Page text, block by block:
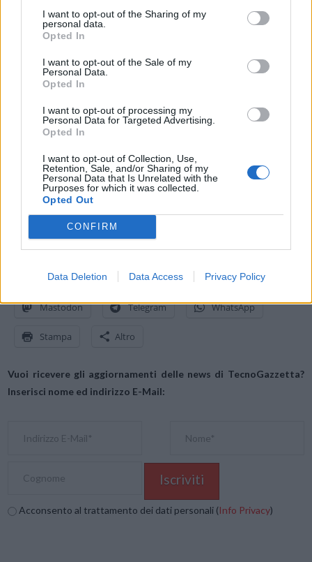
I want to opt-out of the Sharing of my
personal data.
Opted In
I want to opt-out of the Sale of my
Personal Data.
Opted In
I want to opt-out of processing my
Personal Data for Targeted Advertising.
Opted In
I want to opt-out of Collection, Use,
Retention, Sale, and/or Sharing of my
Personal Data that Is Unrelated with the
Purposes for which it was collected.
Opted Out
CONFIRM
Data Deletion Data Access Privacy Policy
tasti laterali programmabili e funzionalità di messaggistica.
“I nuovi dispositivi si aggiungono alle nostre soluzioni DECT leader
nel settore, confermando l’impegno di Spectralink nell’ambito
dell’innovazione. Forniamo ai nostri clienti l’infrastruttura mobile
più duratura per la comunicazione aziendale, per la collaborazione e
per la sicurezza dei lavoratori”,dichiaraDoug Werking,
potenziando i lavoratori mobili, ma, soprattutto, è la famiglia di
dispositivi DECT più innovativa a livello globale, progettata per
garantire un’esperienza utente moderna e un investimento a prova di
futuro per nuove innovazioni”.
E-mail LinkedIn Facebook
Mastodon Telegram WhatsApp
Stampa Altro
Vuoi ricevere gli aggiornamenti delle news di TecnoGazzetta?
Inserisci nome ed indirizzo E-Mail:
Acconsento al trattamento dei dati personali (Info Privacy)